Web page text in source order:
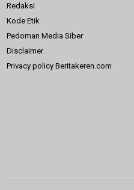
Redaksi
Kode Etik
Pedoman Media Siber
Disclaimer
Privacy policy Beritakeren.com